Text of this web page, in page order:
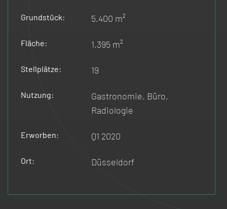
Grundstück: 5.400 m²
Fläche: 1.395 m²
Stellplätze: 19
Nutzung:
Gastronomie, Büro,
Radiologie
Erworben: Q1 2020
Ort: Düsseldorf